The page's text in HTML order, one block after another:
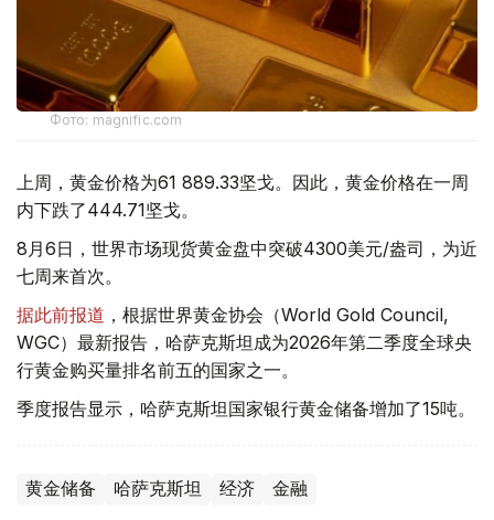
Фото: magnific.com
上周，黄金价格为61 889.33坚戈。因此，黄金价格在一周
内下跌了444.71坚戈。
8月6日，世界市场现货黄金盘中突破4300美元/盎司，为近
七周来首次。
据此前报道 ，根据世界黄金协会（World Gold Council,
WGC）最新报告，哈萨克斯坦成为2026年第二季度全球央
行黄金购买量排名前五的国家之一。
季度报告显示，哈萨克斯坦国家银行黄金储备增加了15吨。
黄金储备 哈萨克斯坦 经济 金融